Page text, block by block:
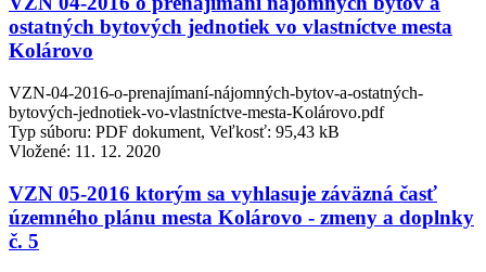
ostatných bytových jednotiek vo vlastníctve mesta
Kolárovo
VZN-04-2016-o-prenajímaní-nájomných-bytov-a-ostatných-
bytových-jednotiek-vo-vlastníctve-mesta-Kolárovo.pdf
Typ súboru: PDF dokument, Veľkosť: 95,43 kB
Vložené: 11. 12. 2020
VZN 05-2016 ktorým sa vyhlasuje záväzná časť
územného plánu mesta Kolárovo - zmeny a doplnky
č. 5